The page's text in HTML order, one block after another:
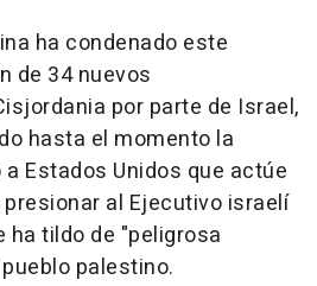
ha condenado este
de 34 nuevos
por parte de Israel,
hasta el momento la
Estados Unidos que actúe
al Ejecutivo israelí
ha tildo de "peligrosa
palestino.